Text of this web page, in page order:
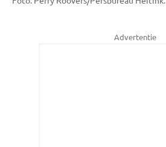
Advertentie